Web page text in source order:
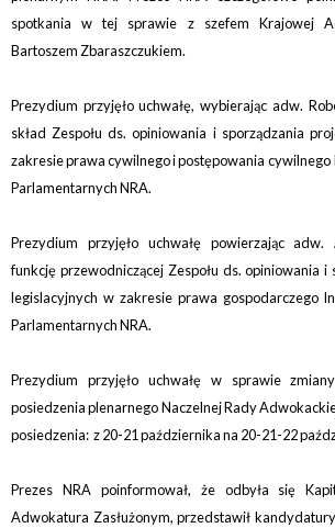
spotkania w tej sprawie z szefem Krajowej
Bartoszem Zbaraszczukiem.
Prezydium przyjęło uchwałę, wybierając adw.
skład Zespołu ds. opiniowania i sporządzania
zakresie prawa cywilnego i postępowania cywilnego
Parlamentarnych NRA.
Prezydium przyjęło uchwałę powierzając adw.
funkcję przewodniczącej Zespołu ds. opiniowania
legislacyjnych w zakresie prawa gospodarczego
Parlamentarnych NRA.
Prezydium przyjęło uchwałę w sprawie
posiedzenia plenarnego Naczelnej Rady
posiedzenia: z 20-21 października na 20-21-22
Prezes NRA poinformował, że odbyła się
Adwokatura Zasłużonym, przedstawił